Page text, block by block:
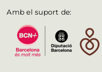
Amb el suport de: